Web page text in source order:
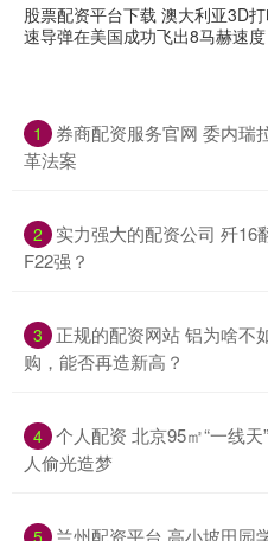
股票配资平台下载 澳大利亚3D
速导弹在美国成功飞出8马赫速度
1
券商配资服务官网 委内瑞
革法案
2
实力强大的配资公司 歼16
F22强？
3
正规的配资网站 铝为啥不
购，能否再造新高？
4 个人配资 北京95㎡“一线
人偷光造梦
兰州配资平台 高小坡田园